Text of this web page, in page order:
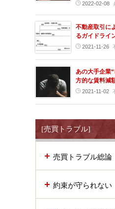
2022-02-08
不動産取引に
るガイドライ
2021-11-26
あの大手企業
方的な賃料減
2021-11-02
[売買トラブル]
売買トラブル総論
約束が守られない